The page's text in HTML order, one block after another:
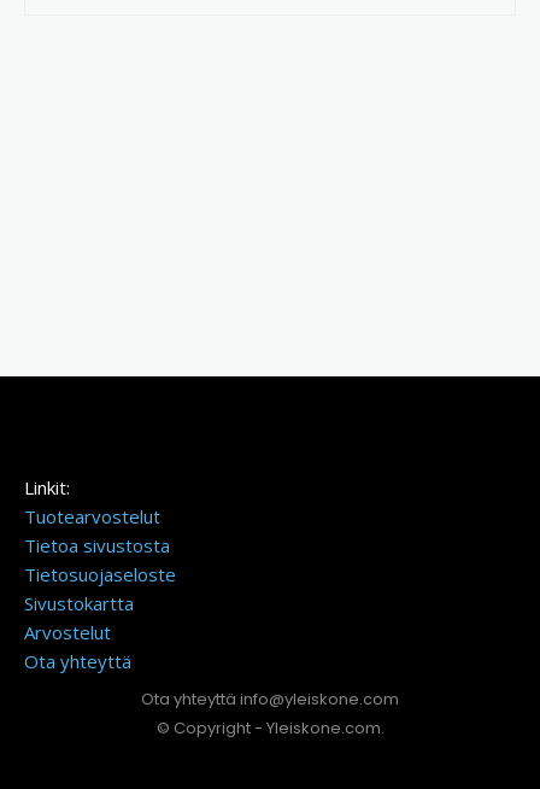
Linkit:
Tuotearvostelut
Tietoa sivustosta
Tietosuojaseloste
Sivustokartta
Arvostelut
Ota yhteyttä
Ota yhteyttä info@yleiskone.com
© Copyright - Yleiskone.com.